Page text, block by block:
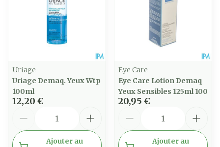
Uriage
Uriage Demaq. Yeux Wtp
100ml
12,20 €
Ajouter au
Eye Care
Eye Care Lotion Demaq
Yeux Sensibles 125ml 100
20,95 €
Ajouter au